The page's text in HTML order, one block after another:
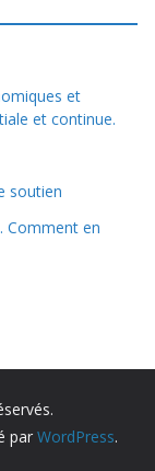
et
et continue.
soutien
Comment en
par WordPress.